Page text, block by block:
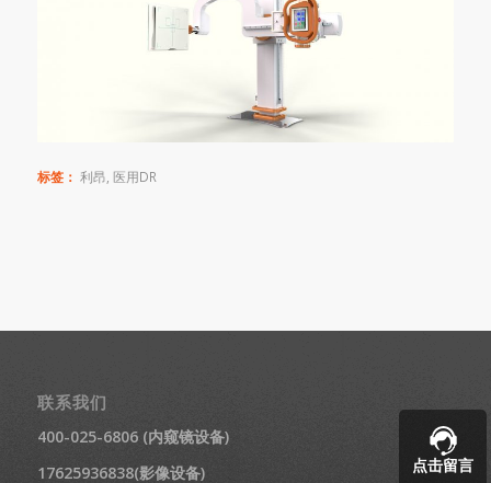
标签： 利昂 医用DR
联系我们
400-025-6806 (内窥镜设备)
17625936838(影像设备)
点击留言